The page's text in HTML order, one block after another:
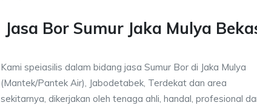
Jasa Bor Sumur Jaka Mulya
Kami speiasilis dalam bidang jasa Sumur Bor di Jaka Mulya
(Mantek/Pantek Air), Jabodetabek, Terdekat dan area
sekitarnya, dikerjakan oleh tenaga ahli, handal, profesional